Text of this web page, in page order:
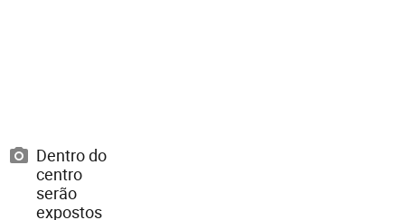
Dentro do
centro
serão
expostos